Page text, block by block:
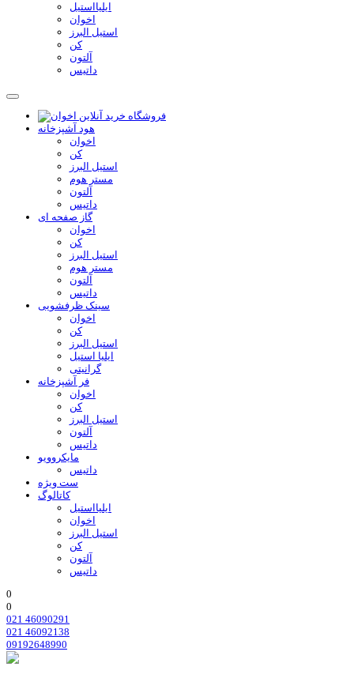
ایلیااستیل
اخوان
استیل البرز
کن
آلتون
داتیس
هود آشپزخانه
اخوان
کن
استیل البرز
مستر هوم
آلتون
داتیس
گاز صفحه ای
اخوان
کن
استیل البرز
مستر هوم
آلتون
داتیس
سینک ظرفشویی
اخوان
کن
استیل البرز
ایلیا استیل
گرانیتی
فر آشپزخانه
اخوان
کن
استیل البرز
آلتون
داتیس
مایکروویو
داتیس
ست ویژه
کاتالوگ
ایلیااستیل
اخوان
استیل البرز
کن
آلتون
داتیس
0
0
021 46090291
021 46092138
09192648990